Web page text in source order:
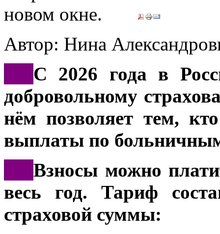
Автор: Нина
С 2026 года в
добровольному
нём позволяет тем,
выплаты по
Взносы можно
весь год. Тариф
страховой суммы: